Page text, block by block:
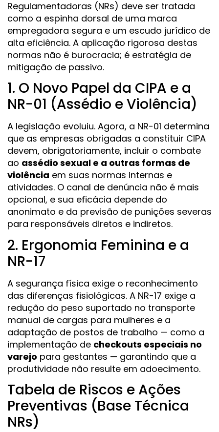
Regulamentadoras (NRs) deve ser tratada
como a espinha dorsal de uma marca
empregadora segura e um escudo jurídico de
alta eficiência. A aplicação rigorosa destas
normas não é burocracia; é estratégia de
mitigação de passivo.
1. O Novo Papel da CIPA e a
NR-01 (Assédio e Violência)
A legislação evoluiu. Agora, a NR-01 determina
que as empresas obrigadas a constituir CIPA
devem, obrigatoriamente, incluir o combate
ao assédio sexual e a outras formas de
violência em suas normas internas e
atividades. O canal de denúncia não é mais
opcional, e sua eficácia depende do
anonimato e da previsão de punições severas
para responsáveis diretos e indiretos.
2. Ergonomia Feminina e a
NR-17
A segurança física exige o reconhecimento
das diferenças fisiológicas. A NR-17 exige a
redução do peso suportado no transporte
manual de cargas para mulheres e a
adaptação de postos de trabalho — como a
implementação de checkouts especiais no
varejo para gestantes — garantindo que a
produtividade não resulte em adoecimento.
Tabela de Riscos e Ações
Preventivas (Base Técnica
NRs)